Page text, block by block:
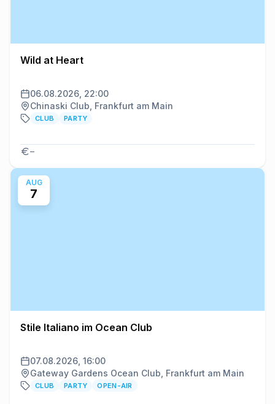
Wild at Heart
06.08.2026, 22:00
Chinaski Club, Frankfurt am Main
CLUB PARTY
–
AUG
7
Stile Italiano im Ocean Club
07.08.2026, 16:00
Gateway Gardens Ocean Club, Frankfurt am Main
CLUB PARTY OPEN-AIR